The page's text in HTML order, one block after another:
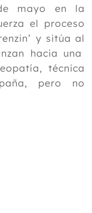
mayo en la
el proceso
y sitúa al
hacia una
técnica
pero no